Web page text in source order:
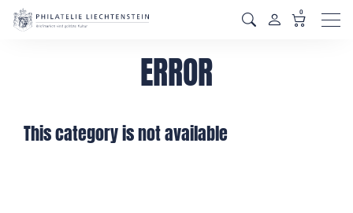
0
ERROR
This category is not available